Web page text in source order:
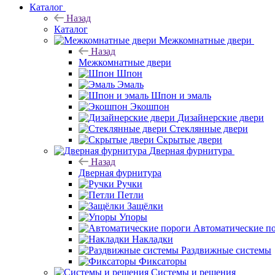
Каталог
Назад
Каталог
Межкомнатные двери
Назад
Межкомнатные двери
Шпон
Эмаль
Шпон и эмаль
Экошпон
Дизайнерские двери
Стеклянные двери
Скрытые двери
Дверная фурнитура
Назад
Дверная фурнитура
Ручки
Петли
Защёлки
Упоры
Автоматические
Накладки
Раздвижные системы
Фиксаторы
Системы и решения